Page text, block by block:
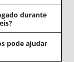
durante
pode ajudar